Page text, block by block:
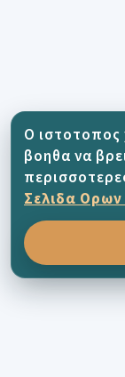
Ο ιστοτοπος
βοηθα να
Σελιδα